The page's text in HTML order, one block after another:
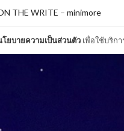
โยบายความเป็นส่วนตัว เพื่อใช้บริก
THE WRITE – minimore